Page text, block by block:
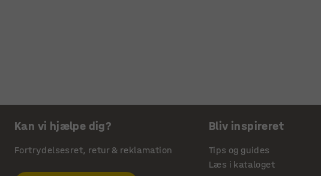
Kan vi hjælpe dig?
Fortrydelsesret, retur & reklamation
Bliv inspireret
Tips og guides
Læs i kataloget